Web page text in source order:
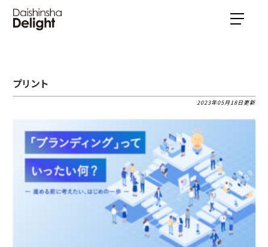
プリント
2023年05月18日更新